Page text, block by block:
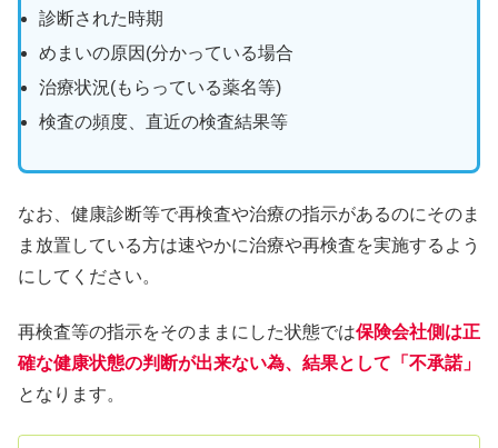
診断された時期
めまいの原因(分かっている場合
治療状況(もらっている薬名等)
検査の頻度、直近の検査結果等
なお、健康診断等で再検査や治療の指示があるのにそのま
ま放置している方は速やかに治療や再検査を実施するよう
にしてください。
再検査等の指示をそのままにした状態では保険会社側は正
確な健康状態の判断が出来ない為、結果として「不承諾」
となります。